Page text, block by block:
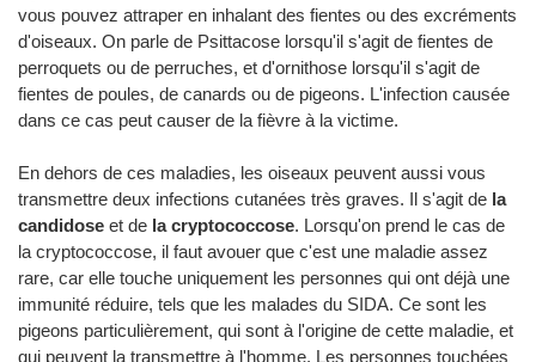
vous pouvez attraper en inhalant des fientes ou des excréments
d'oiseaux. On parle de Psittacose lorsqu'il s'agit de fientes de
perroquets ou de perruches, et d'ornithose lorsqu'il s'agit de
fientes de poules, de canards ou de pigeons. L'infection causée
dans ce cas peut causer de la fièvre à la victime.
En dehors de ces maladies, les oiseaux peuvent aussi vous
transmettre deux infections cutanées très graves. Il s'agit de la
candidose et de la cryptococcose. Lorsqu'on prend le cas de
la cryptococcose, il faut avouer que c'est une maladie assez
rare, car elle touche uniquement les personnes qui ont déjà une
immunité réduire, tels que les malades du SIDA. Ce sont les
pigeons particulièrement, qui sont à l'origine de cette maladie, et
qui peuvent la transmettre à l'homme. Les personnes touchées